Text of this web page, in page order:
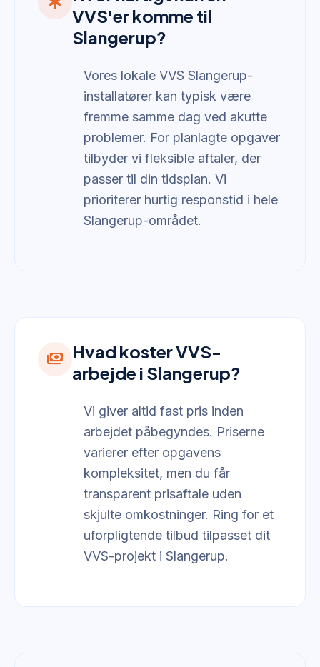
VVS'er komme til
Slangerup?
Vores lokale VVS Slangerup-
installatører kan typisk være
fremme samme dag ved akutte
problemer. For planlagte opgaver
tilbyder vi fleksible aftaler, der
passer til din tidsplan. Vi
prioriterer hurtig responstid i hele
Slangerup-området.
payments Hvad koster VVS-
arbejde i Slangerup?
Vi giver altid fast pris inden
arbejdet påbegyndes. Priserne
varierer efter opgavens
kompleksitet, men du får
transparent prisaftale uden
skjulte omkostninger. Ring for et
uforpligtende tilbud tilpasset dit
VVS-projekt i Slangerup.